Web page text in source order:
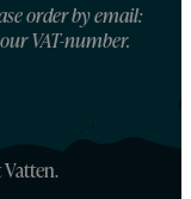
order by email:
VAT-number.